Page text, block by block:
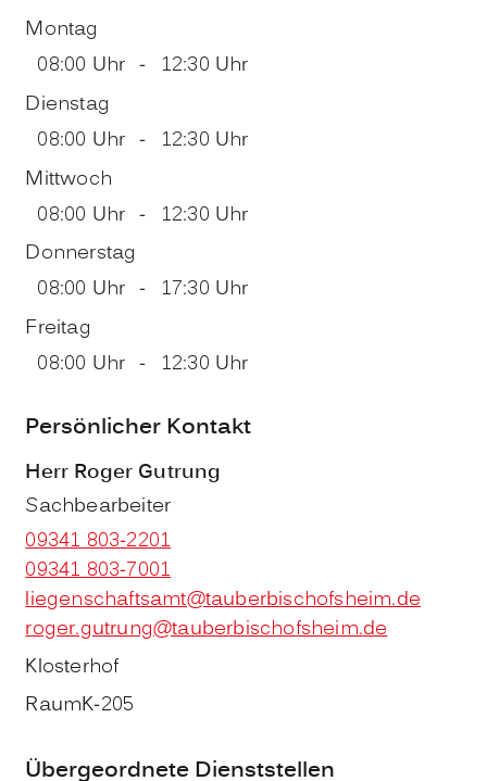
Montag
08:00 Uhr - 12:30 Uhr
Dienstag
08:00 Uhr - 12:30 Uhr
Mittwoch
08:00 Uhr - 12:30 Uhr
Donnerstag
08:00 Uhr - 17:30 Uhr
Freitag
08:00 Uhr - 12:30 Uhr
Persönlicher Kontakt
Herr Roger Gutrung
Sachbearbeiter
09341 803-2201
09341 803-7001
liegenschaftsamt@tauberbischofsheim.de
roger.gutrung@tauberbischofsheim.de
Klosterhof
RaumK-205
Übergeordnete Dienststellen